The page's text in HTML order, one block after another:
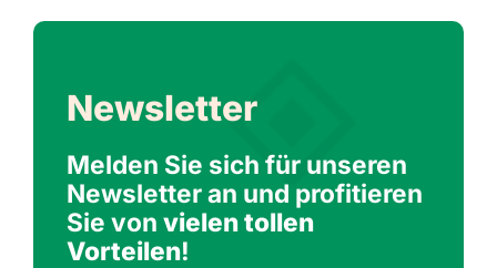
Newsletter
Melden Sie sich für unseren
Newsletter an und profitieren
Sie von vielen tollen
Vorteilen!